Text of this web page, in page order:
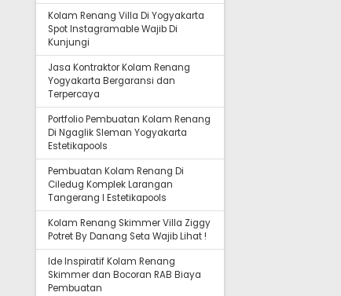
Kolam Renang Villa Di Yogyakarta
Spot Instagramable Wajib Di
Kunjungi
Jasa Kontraktor Kolam Renang
Yogyakarta Bergaransi dan
Terpercaya
Portfolio Pembuatan Kolam Renang
Di Ngaglik Sleman Yogyakarta
Estetikapools
Pembuatan Kolam Renang Di
Ciledug Komplek Larangan
Tangerang I Estetikapools
Kolam Renang Skimmer Villa Ziggy
Potret By Danang Seta Wajib Lihat !
Ide Inspiratif Kolam Renang
Skimmer dan Bocoran RAB Biaya
Pembuatan